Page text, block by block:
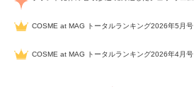
COSME at MAG トータルランキング2026年5月号
COSME at MAG トータルランキング2026年4月号